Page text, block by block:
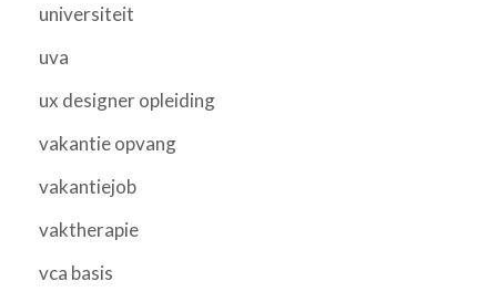
universiteit
uva
ux designer opleiding
vakantie opvang
vakantiejob
vaktherapie
vca basis